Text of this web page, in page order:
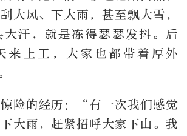
大风、下大雨，甚至飘大雪，
汗，就是冻得瑟瑟发抖。后
来上工，大家也都带着厚外
险的经历：“有一次我们感觉
大雨，赶紧招呼大家下山。我